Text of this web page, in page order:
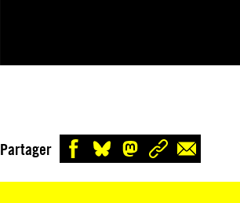
Partager